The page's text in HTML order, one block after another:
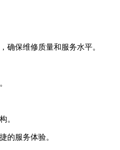
确保维修质量和服务水平。
。
的服务体验。